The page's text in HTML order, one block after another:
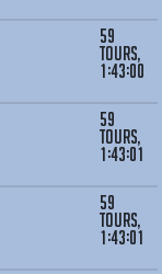
59
tours,
1:43:00
59
tours,
1:43:01
59
tours,
1:43:01